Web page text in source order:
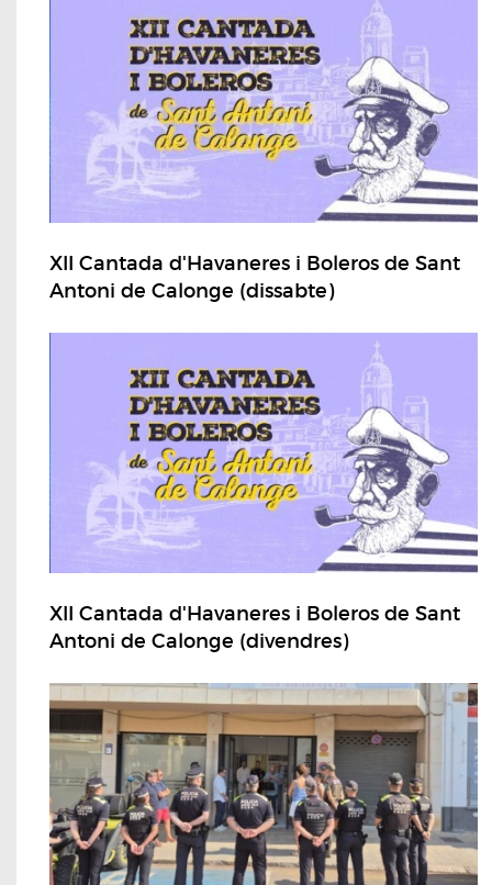
XII Cantada d'Havaneres i Boleros de Sant
Antoni de Calonge (dissabte)
XII Cantada d'Havaneres i Boleros de Sant
Antoni de Calonge (divendres)